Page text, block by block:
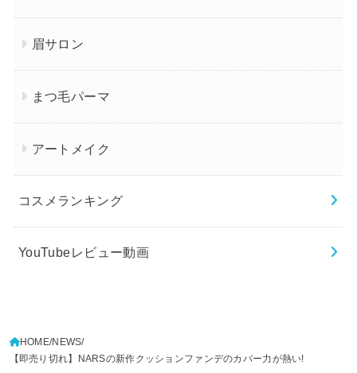
眉サロン
まつ毛パーマ
アートメイク
コスメランキング
YouTubeレビュー動画
HOME NEWS
【即売り切れ】NARSの新作クッションファンデのカバー力が熱い!